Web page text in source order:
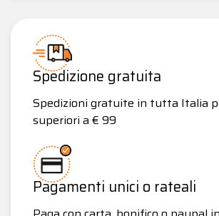
Spedizione gratuita
Spedizioni gratuite in tutta Italia
superiori a € 99
Pagamenti unici o rateali